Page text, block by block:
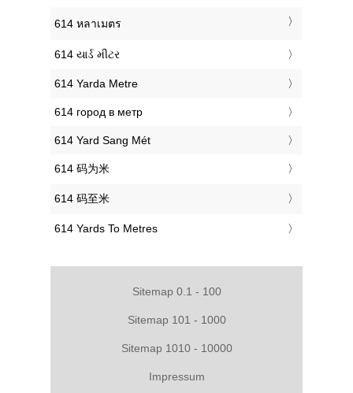
‎614 หลาเมตร
‎614 યાર્ડ મીટર
‎614 Yarda Metre
‎614 город в метр
‎614 Yard Sang Mét
‎614 码为米
‎614 码至米
‎614 Yards To Metres
Sitemap 0.1 - 100
Sitemap 101 - 1000
Sitemap 1010 - 10000
Impressum